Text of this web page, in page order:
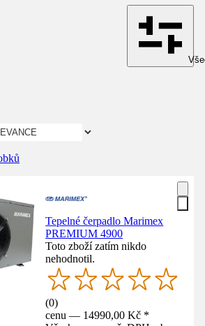
Tepelné čerpadlo Marimex
PREMIUM 4900
Toto zboží zatím nikdo
nehodnotil.
(0)
cenu — 14990,00 Kč *